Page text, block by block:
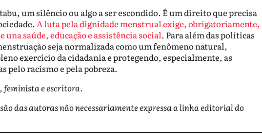
um silêncio ou algo a ser escondido. É um direito que precisa
A luta pela dignidade menstrual exige, obrigatoriamente,
saúde, educação e assistência social. Para além das políticas
seja normalizada como um fenômeno natural,
exercício da cidadania e protegendo, especialmente, as
pelo racismo e pela pobreza.
e escritora.
das autoras não necessariamente expressa a linha editorial do